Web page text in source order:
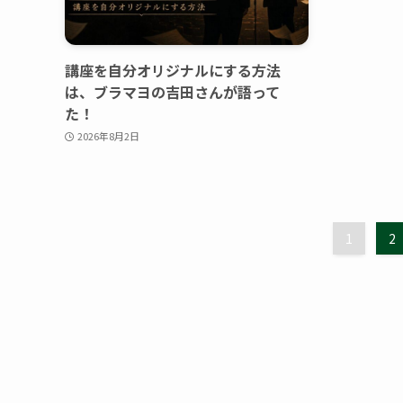
講座を自分オリジナルにする方法
は、ブラマヨの吉田さんが語って
た！
2026年8月2日
1 2